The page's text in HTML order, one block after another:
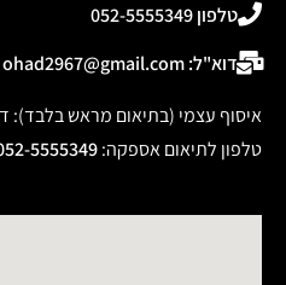
טלפון 052-5555349
דוא"ל: ohad2967@gmail.com
איסוף עצמי (בתיאום מראש בלבד): דוחל 3,
טלפון לתיאום אספקה:
5555349